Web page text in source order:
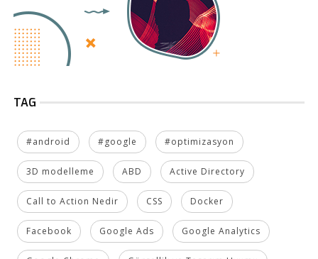
TAG
#android #google #optimizasyon
3D modelleme ABD Active Directory
Call to Action Nedir CSS Docker
Facebook Google Ads Google Analytics